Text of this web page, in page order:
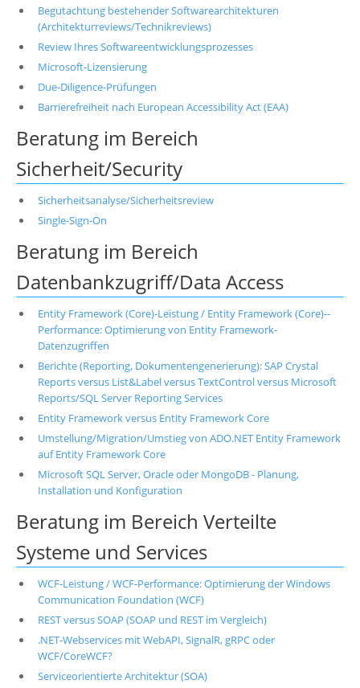
Begutachtung bestehender Softwarearchitekturen
(Architekturreviews/Technikreviews)
Review Ihres Softwareentwicklungsprozesses
Microsoft-Lizensierung
Due-Diligence-Prüfungen
Barrierefreiheit nach European Accessibility Act (EAA)
Beratung im Bereich
Sicherheit/Security
Sicherheitsanalyse/Sicherheitsreview
Single-Sign-On
Beratung im Bereich
Datenbankzugriff/Data Access
Entity Framework (Core)-Leistung / Entity Framework (Core)--
Performance: Optimierung von Entity Framework-
Datenzugriffen
Berichte (Reporting, Dokumentengenerierung): SAP Crystal
Reports versus List&Label versus TextControl versus Microsoft
Reports/SQL Server Reporting Services
Entity Framework versus Entity Framework Core
Umstellung/Migration/Umstieg von ADO.NET Entity Framework
auf Entity Framework Core
Microsoft SQL Server, Oracle oder MongoDB - Planung,
Installation und Konfiguration
Beratung im Bereich Verteilte
Systeme und Services
WCF-Leistung / WCF-Performance: Optimierung der Windows
Communication Foundation (WCF)
REST versus SOAP (SOAP und REST im Vergleich)
.NET-Webservices mit WebAPI, SignalR, gRPC oder
WCF/CoreWCF?
Serviceorientierte Architektur (SOA)